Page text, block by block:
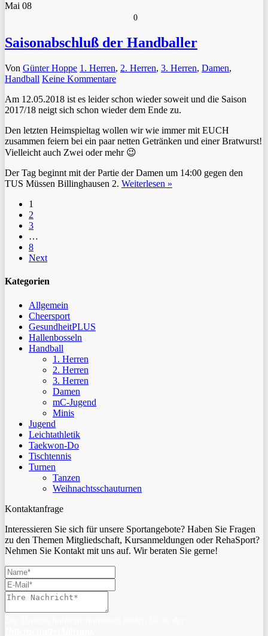
Mai 08
0
Saisonabschluß der Handballer
Von Günter Hoppe 1. Herren, 2. Herren, 3. Herren, Damen,
Handball Keine Kommentare
Am 12.05.2018 ist es leider schon wieder soweit und die Saison
2017/18 neigt sich schon wieder dem Ende zu.
Den letzten Heimspieltag wollen wir wie immer mit EUCH
zusammen feiern bei ein paar netten Getränken und einer Bratwurst!
Vielleicht auch Zwei oder mehr 😉
Der Tag beginnt mit der Partie der Damen um 14:00 gegen den
TUS Müssen Billinghausen 2. Weiterlesen »
1
2
3
…
8
Next
Kategorien
Allgemein
Cheersport
GesundheitPLUS
Hallenbosseln
Handball
1. Herren
2. Herren
3. Herren
Damen
mC-Jugend
Minis
Jugend
Leichtathletik
Taekwon-Do
Tischtennis
Turnen
Tanzen
Weihnachtsschauturnen
Kontaktanfrage
Interessieren Sie sich für unsere Sportangebote? Haben Sie Fragen
zu den Themen Mitgliedschaft, Kursanmeldungen oder RehaSport?
Nehmen Sie Kontakt mit uns auf. Wir beraten Sie gerne!